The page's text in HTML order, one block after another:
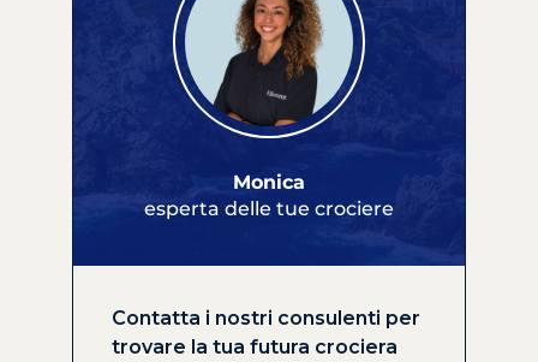
Monica
esperta delle tue crociere
Contatta i nostri consulenti per
trovare la tua futura crociera